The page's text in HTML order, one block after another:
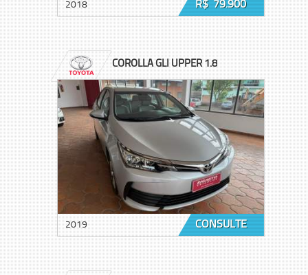
2018 R$ 79.900
COROLLA GLI UPPER 1.8
2019 CONSULTE